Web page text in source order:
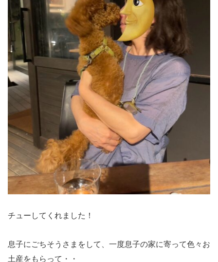
チューしてくれました！
息子にごちそうさまをして、一度息子の家に寄って色々お
土産をもらって・・